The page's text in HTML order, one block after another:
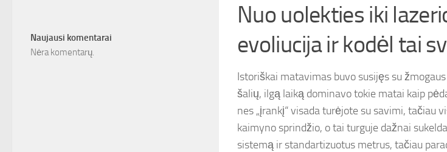
Nuo uolekties iki
evoliucija ir kodėl tai
Istoriškai matavimas buvo susijęs su
šalių, ilgą laiką dominavo tokie matai kaip
nes „įrankį“ visada turėjote su savimi, tačiau
kaimyno sprindžio, o tai turguje dažnai
sistemą ir standartizuotus metrus, tačiau
Naujausi komentarai
Nėra komentarų.